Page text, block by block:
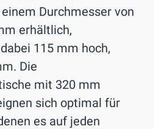
Durchmesser von
erhältlich,
115 mm hoch,
Die
mit 320 mm
sich optimal für
es auf jeden